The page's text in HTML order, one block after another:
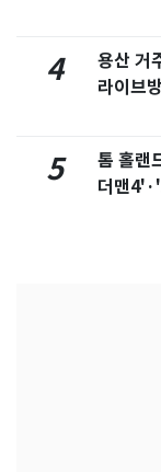
4
용산 거
라이브
5
톰 홀랜
더맨